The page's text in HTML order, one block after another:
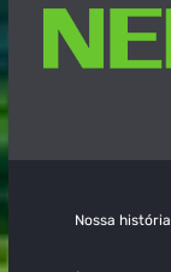
Nossa história